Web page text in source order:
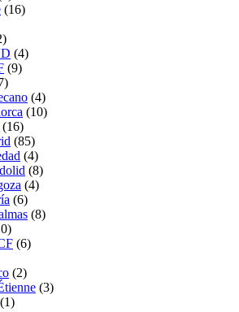
(16)
(4)
(9)
(4)
(10)
(16)
(85)
(4)
(8)
(4)
(6)
(8)
(6)
(2)
(3)
(1)